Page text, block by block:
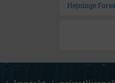
Hejninge